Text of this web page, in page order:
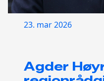
23. mar 2026
Agder